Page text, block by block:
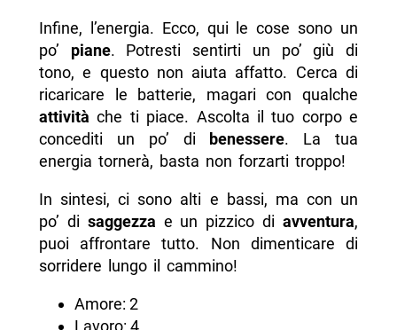
Infine, l’energia. Ecco, qui le cose sono un
po’ piane. Potresti sentirti un po’ giù di
tono, e questo non aiuta affatto. Cerca di
ricaricare le batterie, magari con qualche
attività che ti piace. Ascolta il tuo corpo e
concediti un po’ di benessere. La tua
energia tornerà, basta non forzarti troppo!
In sintesi, ci sono alti e bassi, ma con un
po’ di saggezza e un pizzico diavventura,
puoi affrontare tutto. Non dimenticare di
sorridere lungo il cammino!
Amore: 2
Lavoro: 4